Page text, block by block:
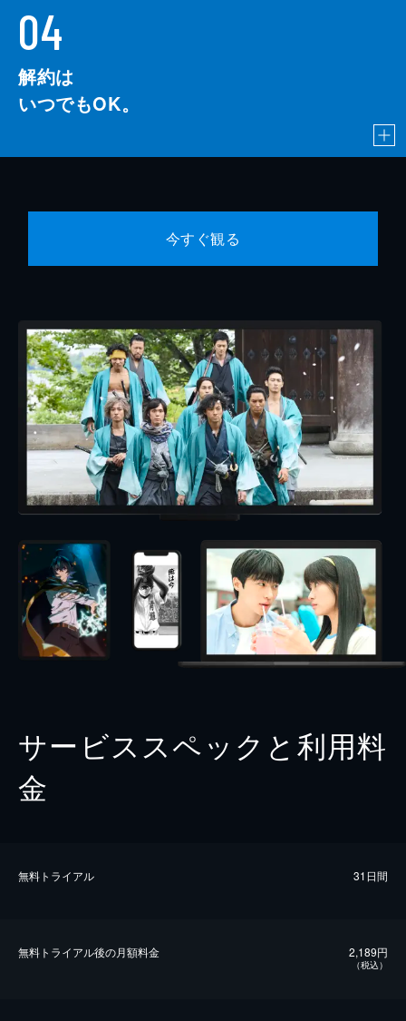
04
解約は
いつでもOK。
今すぐ観る
サービススペックと利用料
金
無料トライアル 31日間
無料トライアル後の⽉額料金 2,189円
（税込）